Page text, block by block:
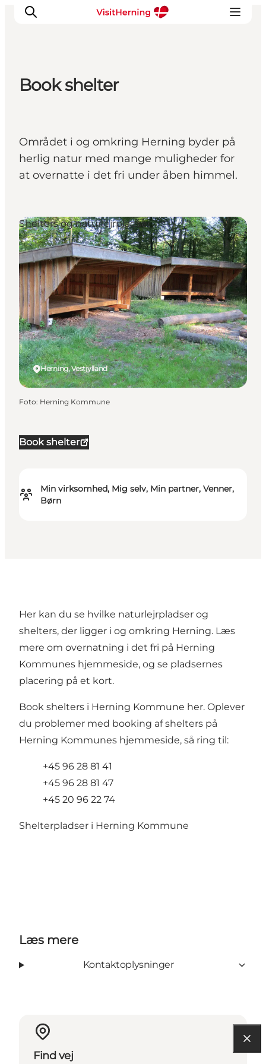
Kunstlandet
Se og oplev
Find vej
Book shelter
Området i og omkring Herning byder på
herlig natur med mange muligheder for
at overnatte i det fri under åben himmel.
Book shelter
Min virksomhed, Mig selv, Min partner, Venner,
Børn
Herning, Vestjylland
Shelters og naturlejrpladser
Foto: Herning Kommune
Her kan du se hvilke naturlejrpladser og
shelters, der ligger i og omkring Herning. Læs
mere om overnatning i det fri på Herning
Kommunes hjemmeside, og se pladsernes
placering på et kort.
Book shelters i Herning Kommune her. Oplever
du problemer med booking af shelters på
Herning Kommunes hjemmeside, så ring til:
+45 96 28 81 41
+45 96 28 81 47
+45 20 96 22 74
Shelterpladser i Herning Kommune
Læs mere
Kontaktoplysninger
Find vej